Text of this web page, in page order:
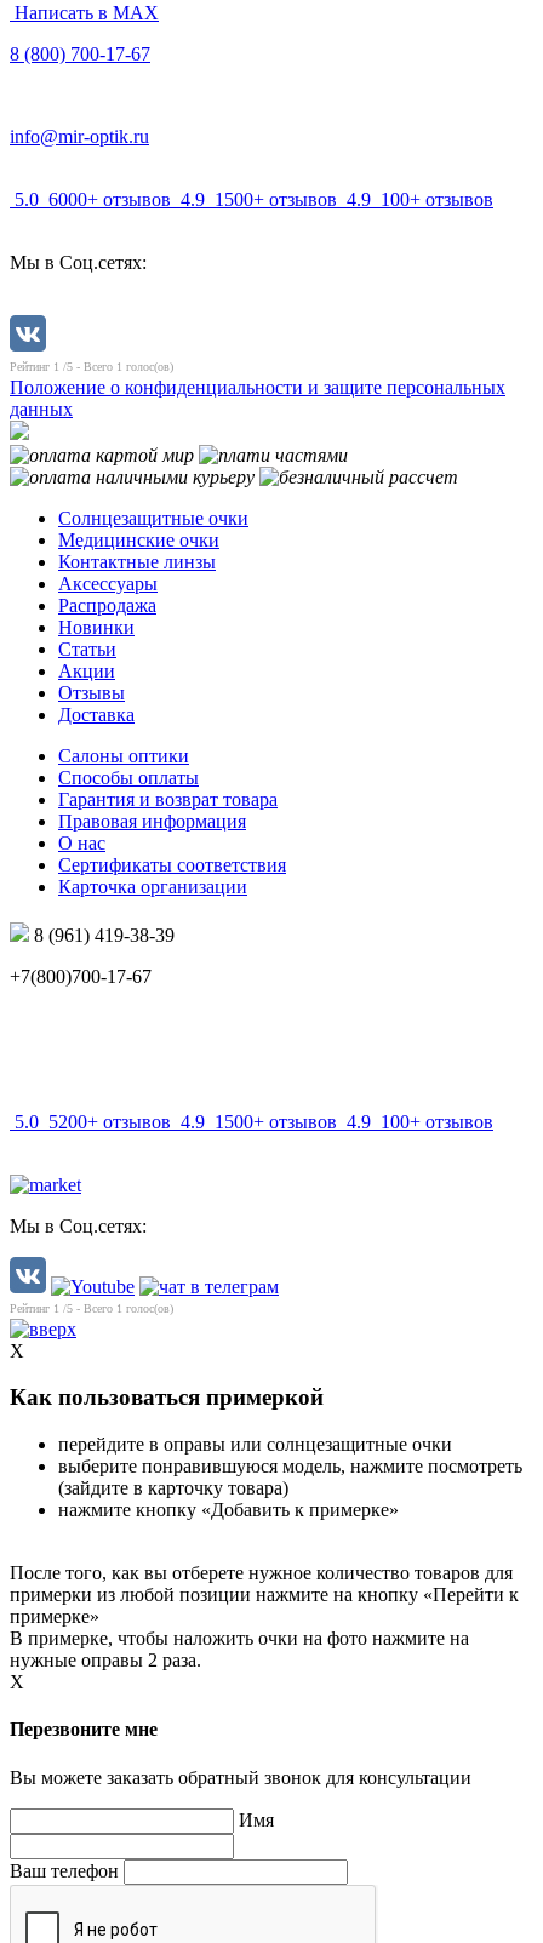
Написать в MAX
8 (800) 700-17-67
info@mir-optik.ru
5.0 6000+ отзывов 4.9 1500+ отзывов 4.9 100+ отзывов
Мы в Соц.сетях:
Рейтинг 1 /5 - Всего 1 голос(ов)
Положение о конфиденциальности и защите персональных
данных
Солнцезащитные очки
Медицинские очки
Контактные линзы
Аксессуары
Распродажа
Новинки
Статьи
Акции
Отзывы
Доставка
Салоны оптики
Способы оплаты
Гарантия и возврат товара
Правовая информация
О нас
Сертификаты соответствия
Карточка организации
8 (961) 419-38-39
+7(800)700-17-67
5.0 5200+ отзывов 4.9 1500+ отзывов 4.9 100+ отзывов
Мы в Соц.сетях:
Рейтинг 1 /5 - Всего 1 голос(ов)
X
Как пользоваться примеркой
перейдите в оправы или солнцезащитные очки
выберите понравившуюся модель, нажмите посмотреть
(зайдите в карточку товара)
нажмите кнопку «Добавить к примерке»
После того, как вы отберете нужное количество товаров для
примерки из любой позиции нажмите на кнопку «Перейти к
примерке»
В примерке, чтобы наложить очки на фото нажмите на
нужные оправы 2 раза.
X
Перезвоните мне
Вы можете заказать обратный звонок для консультации
Имя
Ваш телефон